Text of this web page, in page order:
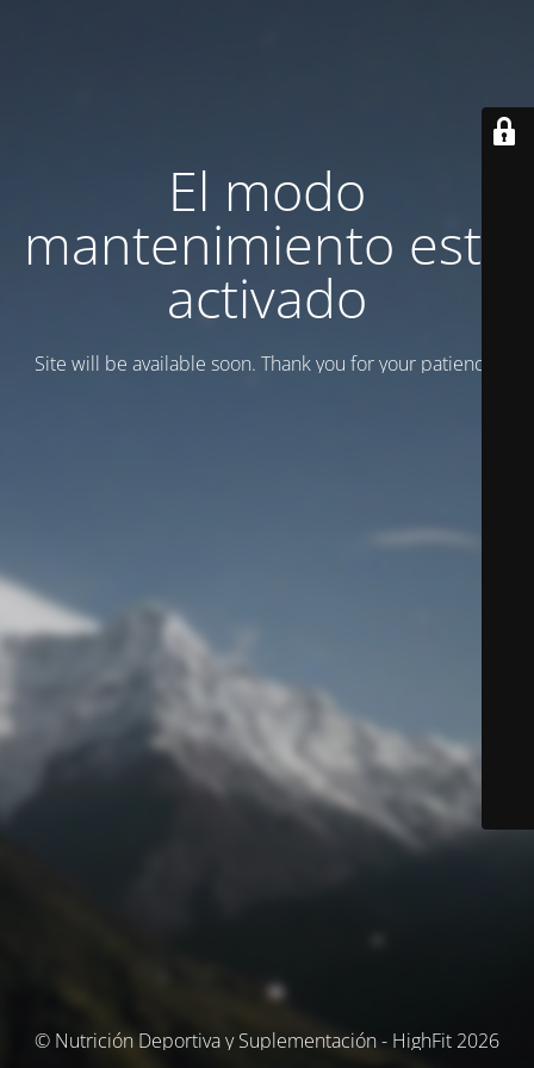
El modo
mantenimiento está
activado
Site will be available soon. Thank you for your patience!
© Nutrición Deportiva y Suplementación - HighFit 2026